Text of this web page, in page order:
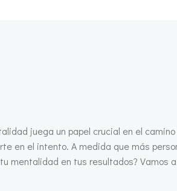
juega un papel crucial en el
el intento. A medida que más
mentalidad en tus resultados? Vamos